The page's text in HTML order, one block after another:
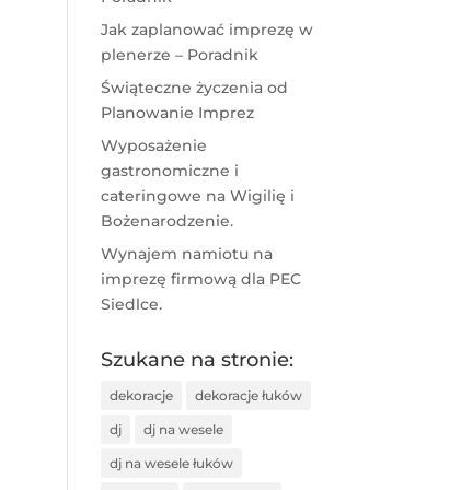
Jak zaplanować imprezę w
plenerze – Poradnik
Świąteczne życzenia od
Planowanie Imprez
Wyposażenie
gastronomiczne i
cateringowe na Wigilię i
Bożenarodzenie.
Wynajem namiotu na
imprezę firmową dla PEC
Siedlce.
Szukane na stronie:
dekoracje dekoracje łuków
dj dj na wesele
dj na wesele łuków